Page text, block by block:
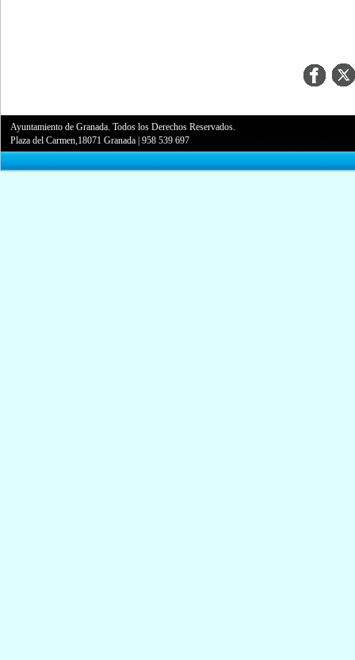
Ayuntamiento de Granada. Todos los Derechos Reservados.
Plaza del Carmen,18071 Granada |958 539 697